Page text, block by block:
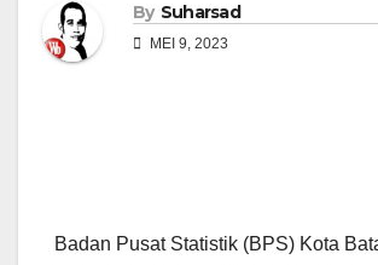
By Suharsad
MEI 9, 2023
Badan Pusat Statistik (BPS) Kota